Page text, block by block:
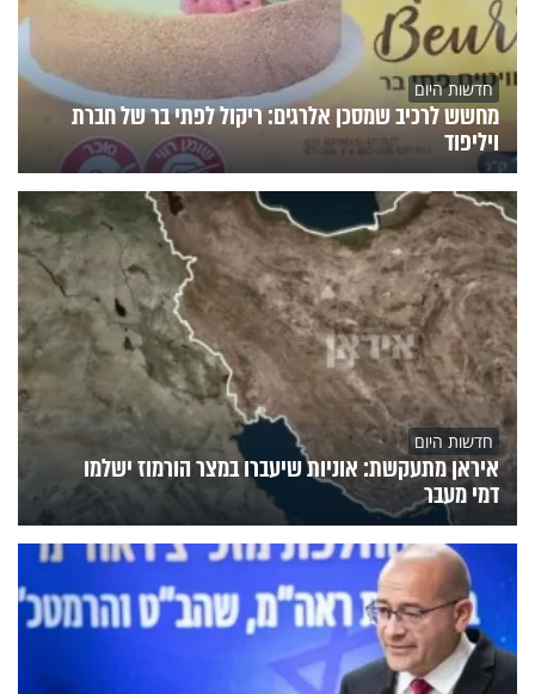
חדשות היום
מחשש לרכיב שמסכן אלרגים: ריקול לפתי בר של חברת
ויליפוד
חדשות היום
איראן מתעקשת: אוניות שיעברו במצר הורמוז ישלמו
דמי מעבר